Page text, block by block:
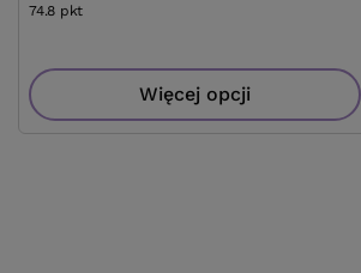
74.8 pkt
Więcej opcji